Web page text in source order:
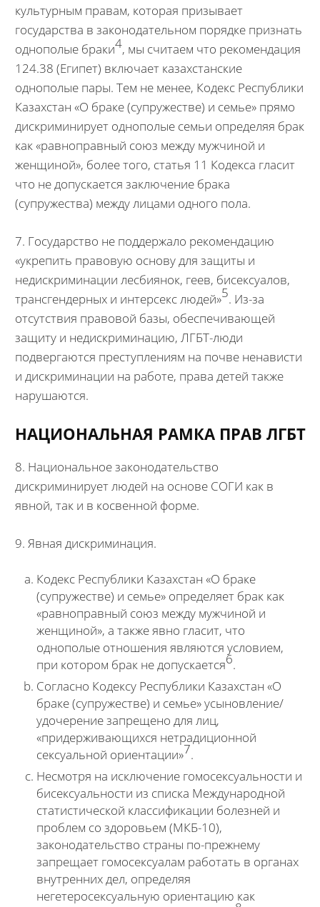
культурным правам, которая призывает
государства в законодательном порядке признать
однополые браки4, мы считаем что рекомендация
124.38 (Египет) включает казахстанские
однополые пары. Тем не менее, Кодекс Республики
Казахстан «О браке (супружестве) и семье» прямо
дискриминирует однополые семьи определяя брак
как «равноправный союз между мужчиной и
женщиной», более того, статья 11 Кодекса гласит
что не допускается заключение брака
(супружества) между лицами одного пола.
7. Государство не поддержало рекомендацию
«укрепить правовую основу для защиты и
недискриминации лесбиянок, геев, бисексуалов,
трансгендерных и интерсекс людей»5. Из-за
отсутствия правовой базы, обеспечивающей
защиту и недискриминацию, ЛГБТ-люди
подвергаются преступлениям на почве ненависти
и дискриминации на работе, права детей также
нарушаются.
НАЦИОНАЛЬНАЯ РАМКА ПРАВ ЛГБТ
8. Национальное законодательство
дискриминирует людей на основе СОГИ как в
явной, так и в косвенной форме.
9. Явная дискриминация.
Кодекс Республики Казахстан «О браке
(супружестве) и семье» определяет брак как
«равноправный союз между мужчиной и
женщиной», а также явно гласит, что
однополые отношения являются условием,
при котором брак не допускается6.
Согласно Кодексу Республики Казахстан «О
браке (супружестве) и семье» усыновление/
удочерение запрещено для лиц,
«придерживающихся нетрадиционной
сексуальной ориентации»7.
Несмотря на исключение гомосексуальности и
бисексуальности из списка Международной
статистической классификации болезней и
проблем со здоровьем (МКБ-10),
законодательство страны по-прежнему
запрещает гомосексуалам работать в органах
внутренних дел, определяя
негетеросексуальную ориентацию как